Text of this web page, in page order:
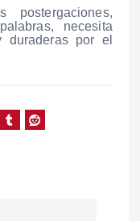
necesita
duraderas por el